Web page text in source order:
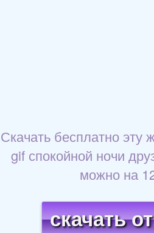
Скачать бесплатно эту
gif спокойной ночи
можно на
скачать